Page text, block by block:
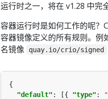
运行时之一，将在 v1.28 中完
容器运行时是如何工作的呢？
容器镜像定义的所有规则。
名镜像
quay.io/crio/signed
"default" : [{ "type" :